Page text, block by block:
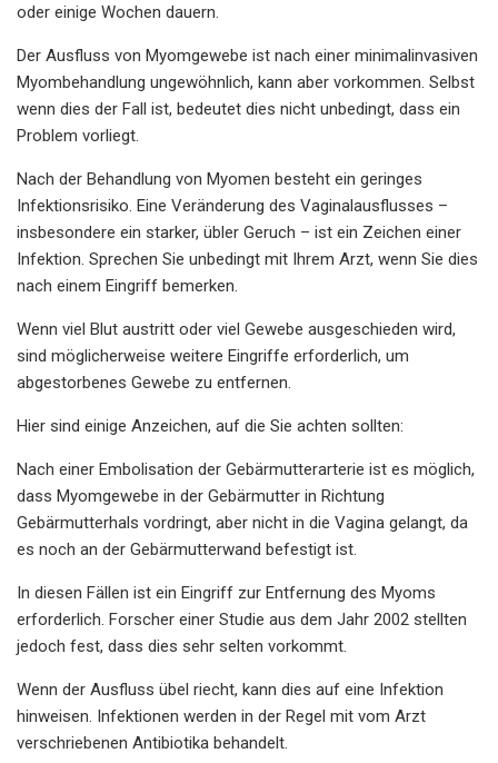
oder einige Wochen dauern.
Der Ausfluss von Myomgewebe ist nach einer minimalinvasiven
Myombehandlung ungewöhnlich, kann aber vorkommen. Selbst
wenn dies der Fall ist, bedeutet dies nicht unbedingt, dass ein
Problem vorliegt.
Nach der Behandlung von Myomen besteht ein geringes
Infektionsrisiko. Eine Veränderung des Vaginalausflusses –
insbesondere ein starker, übler Geruch – ist ein Zeichen einer
Infektion. Sprechen Sie unbedingt mit Ihrem Arzt, wenn Sie dies
nach einem Eingriff bemerken.
Wenn viel Blut austritt oder viel Gewebe ausgeschieden wird,
sind möglicherweise weitere Eingriffe erforderlich, um
abgestorbenes Gewebe zu entfernen.
Hier sind einige Anzeichen, auf die Sie achten sollten:
Nach einer Embolisation der Gebärmutterarterie ist es möglich,
dass Myomgewebe in der Gebärmutter in Richtung
Gebärmutterhals vordringt, aber nicht in die Vagina gelangt, da
es noch an der Gebärmutterwand befestigt ist.
In diesen Fällen ist ein Eingriff zur Entfernung des Myoms
erforderlich. Forscher einer Studie aus dem Jahr 2002 stellten
jedoch fest, dass dies sehr selten vorkommt.
Wenn der Ausfluss übel riecht, kann dies auf eine Infektion
hinweisen. Infektionen werden in der Regel mit vom Arzt
verschriebenen Antibiotika behandelt.